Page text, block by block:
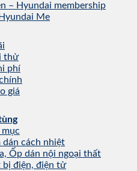
– Hyundai membership
Me
thử
phí
giá
dán cách nhiệt
Ốp dán nội ngoại thất
bị điện, điện tử